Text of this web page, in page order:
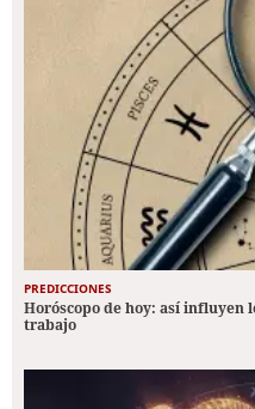
PREDICCIONES
Horóscopo de hoy: así influyen
trabajo